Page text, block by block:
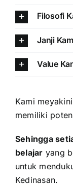
Filosofi
Janji
Value
Kami
memiliki
Sehingga
belajar yang
untuk
Kedinasan.